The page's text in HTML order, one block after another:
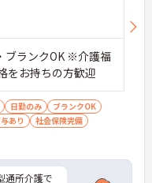
者へのス
わせた働き
由となって
る環境で
ランクOK ※介護福
をお持ちの方歓迎
日勤のみ
ブランクOK
あり
社会保険完備
通所介護で